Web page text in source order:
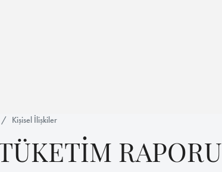
Kişisel İlişkiler
RAPORU